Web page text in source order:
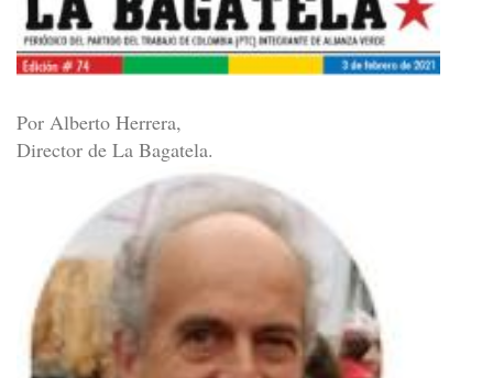
Por Alberto Herrera,
Director de La Bagatela.